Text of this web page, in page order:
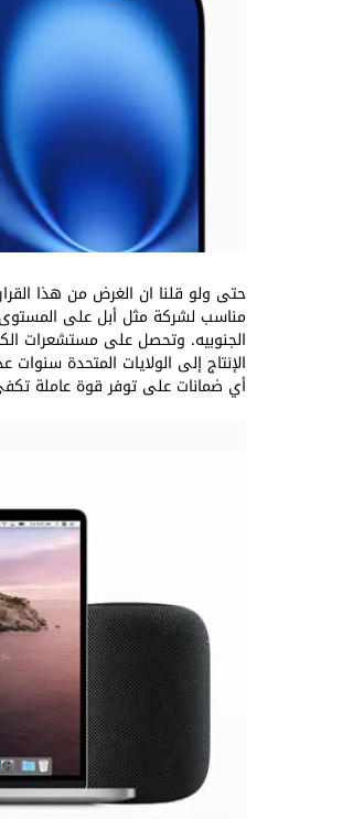
حتى ولو قلنا ان الغرض من هذا
مناسب لشركة مثل أبل على
الجنوبيه. وتحصل على مستشعرات
الإنتاج إلى الولايات المتحدة
أي ضمانات على توفر قوة عاملة